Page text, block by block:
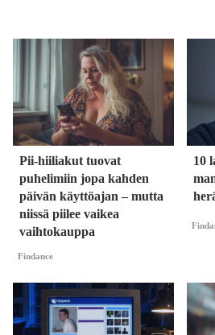
Pii-hiiliakut tuovat
puhelimiin jopa kahden
päivän käyttöajan – mutta
niissä piilee vaikea
vaihtokauppa
Findance
10